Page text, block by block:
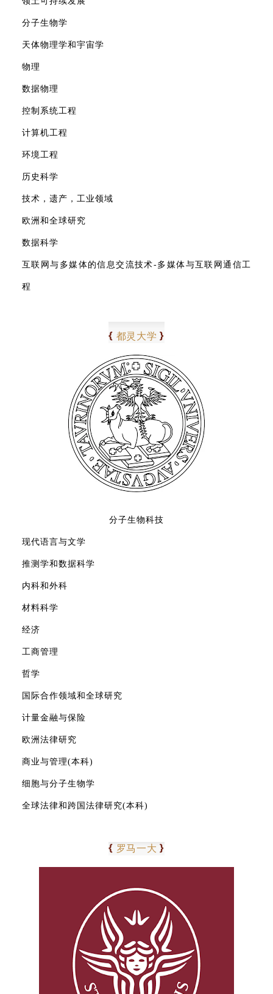
分子生物学
天体物理学和宇宙学
物理
数据物理
控制系统工程
计算机工程
环境工程
历史科学
技术，遗产，工业领域
欧洲和全球研究
数据科学
互联网与多媒体的信息交流技术-多媒体与互联网通信工
程
07
{ 都灵大学 }
分子生物科技
现代语言与文学
推测学和数据科学
内科和外科
材料科学
经济
工商管理
哲学
国际合作领域和全球研究
计量金融与保险
欧洲法律研究
商业与管理(本科)
细胞与分子生物学
全球法律和跨国法律研究(本科)
08
{ 罗马一大 }